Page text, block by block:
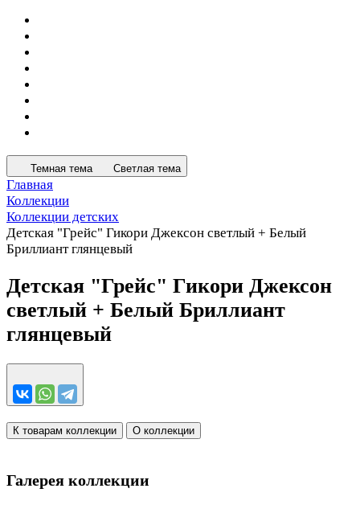
Темная тема Светлая тема
Главная
Коллекции
Коллекции детских
Детская "Грейс" Гикори Джексон светлый + Белый
Бриллиант глянцевый
Детская "Грейс" Гикори Джексон
светлый + Белый Бриллиант
глянцевый
К товарам коллекции О коллекции
Галерея коллекции